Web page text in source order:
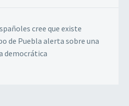
cree que existe
de Puebla alerta sobre una
democrática